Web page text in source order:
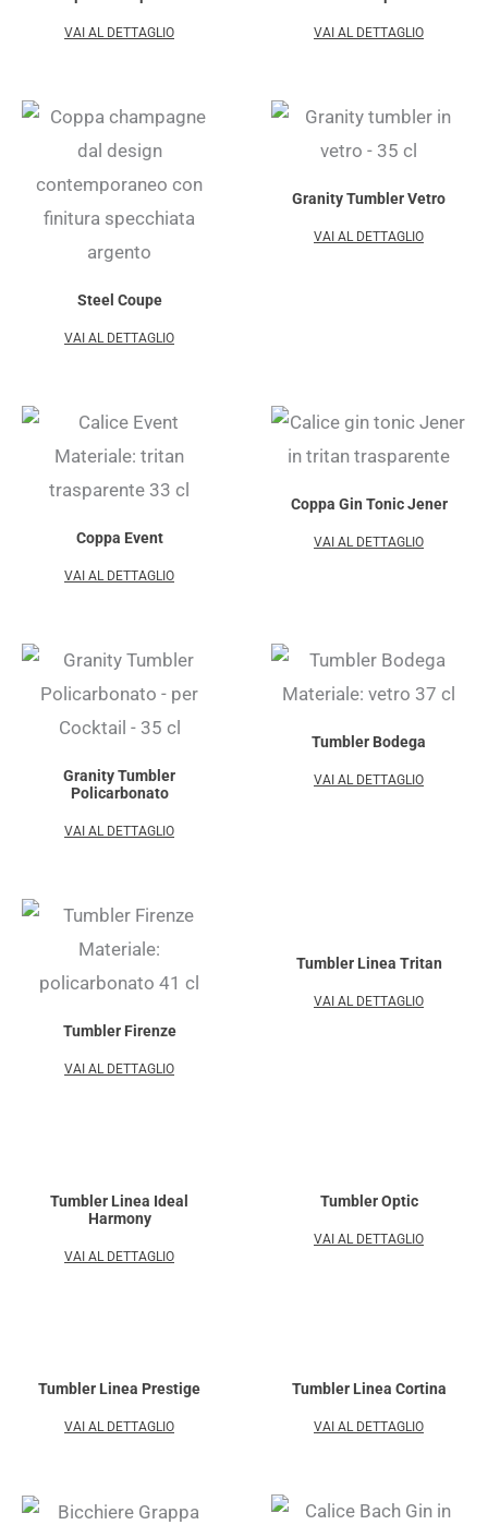
VAI AL DETTAGLIO VAI AL DETTAGLIO
Steel Coupe
VAI AL DETTAGLIO
Granity Tumbler Vetro
VAI AL DETTAGLIO
Coppa Event
VAI AL DETTAGLIO
Coppa Gin Tonic Jener
VAI AL DETTAGLIO
Granity Tumbler
Policarbonato
VAI AL DETTAGLIO
Tumbler Bodega
VAI AL DETTAGLIO
Tumbler Firenze
VAI AL DETTAGLIO
Tumbler Linea Tritan
VAI AL DETTAGLIO
Tumbler Linea Ideal
Harmony
VAI AL DETTAGLIO
Tumbler Optic
VAI AL DETTAGLIO
Tumbler Linea Prestige
VAI AL DETTAGLIO
Tumbler Linea Cortina
VAI AL DETTAGLIO